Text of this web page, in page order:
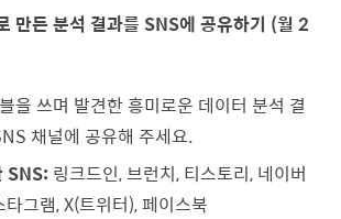
만든 분석 결과를 SNS에 공유하기 (월 2
을 쓰며 발견한 흥미로운 데이터 분석 결
채널에 공유해 주세요.
SNS: 링크드인, 브런치, 티스토리, 네이버
그램, X(트위터), 페이스북